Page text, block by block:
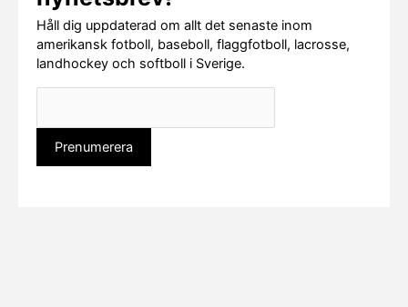
Håll dig uppdaterad om allt det senaste inom
amerikansk fotboll, baseboll, flaggfotboll, lacrosse,
landhockey och softboll i Sverige.